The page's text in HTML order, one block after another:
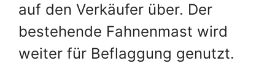
auf den Verkäufer über. Der
bestehende Fahnenmast wird
weiter für Beflaggung genutzt.